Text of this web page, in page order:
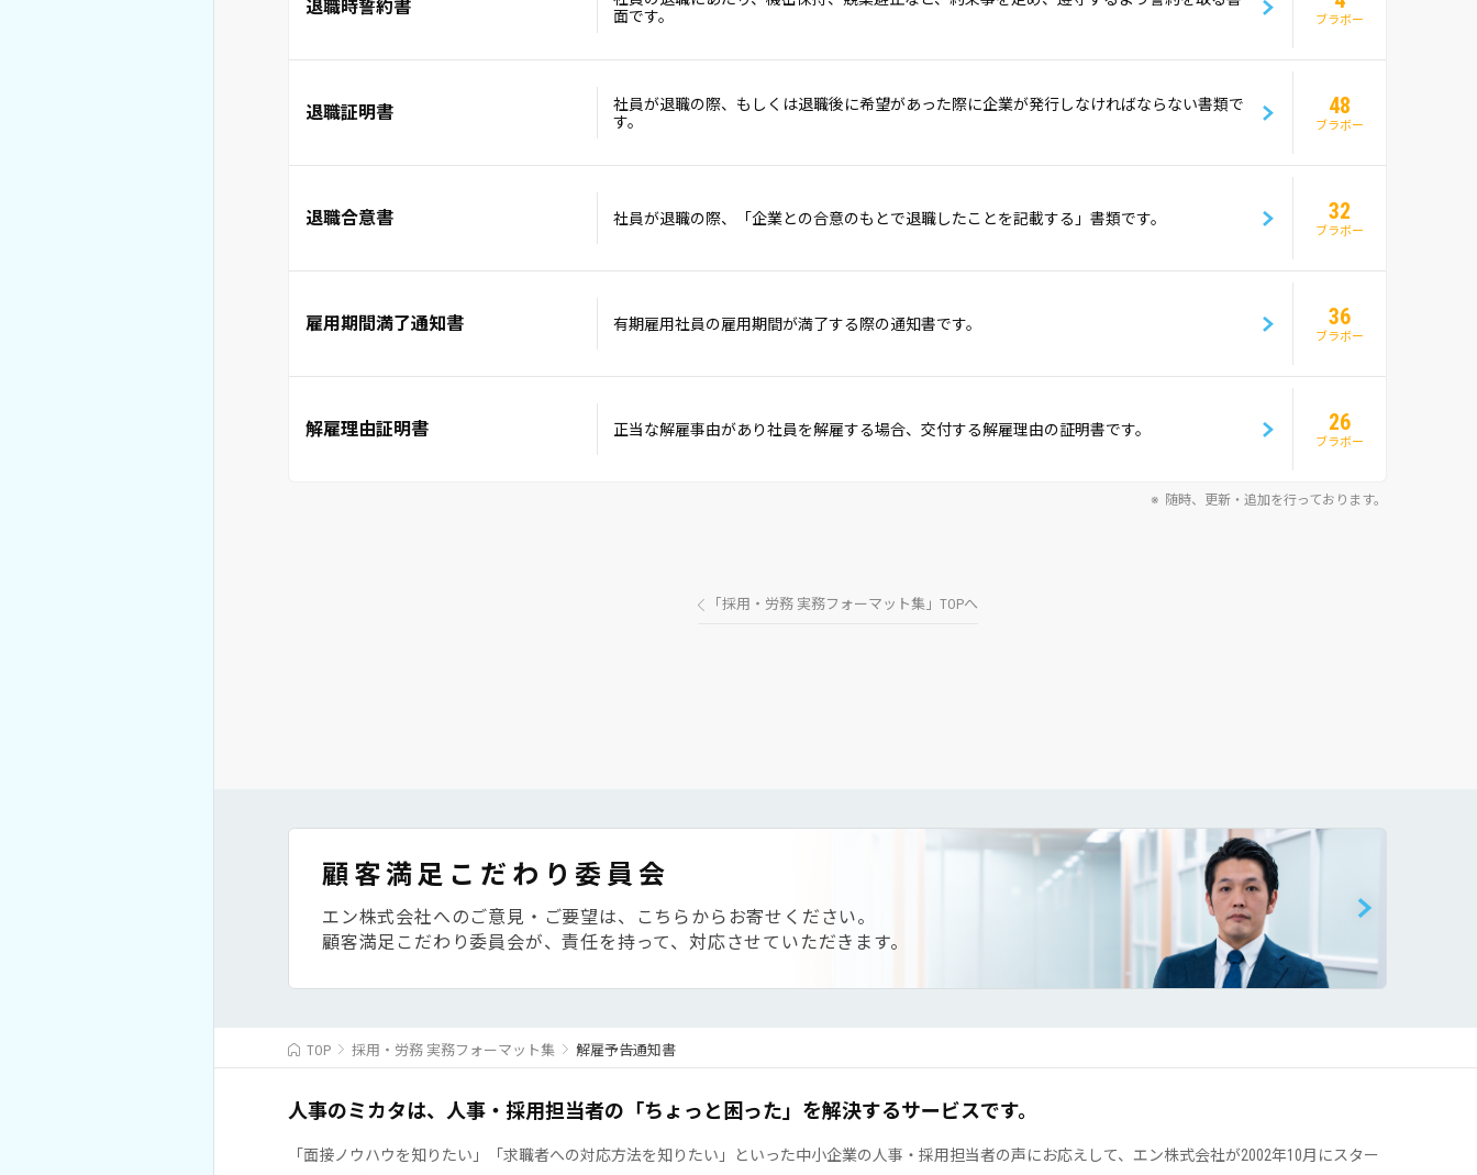
退職時誓約書
面です。
ブラボー
退職証明書
社員が退職の際、もしくは退職後に希望があった際に企業が発行しなければならない書類で
す。
48
ブラボー
退職合意書 社員が退職の際、「企業との合意のもとで退職したことを記載する」書類です。 32
ブラボー
雇用期間満了通知書 有期雇用社員の雇用期間が満了する際の通知書です。 36
ブラボー
解雇理由証明書 正当な解雇事由があり社員を解雇する場合、交付する解雇理由の証明書です。 26
ブラボー
随時、更新・追加を行っております。
「採用・労務 実務フォーマット集」TOPへ
顧客満足こだわり委員会
エン株式会社へのご意見・ご要望は、こちらからお寄せください。
顧客満足こだわり委員会が、責任を持って、対応させていただきます。
TOP 採用・労務 実務フォーマット集 解雇予告通知書
人事のミカタは、人事・採用担当者の「ちょっと困った」を解決するサービスです。
「面接ノウハウを知りたい」「求職者への対応方法を知りたい」といった中小企業の人事・採用担当者の声にお応えして、エン株式会社が2002年10月にスター